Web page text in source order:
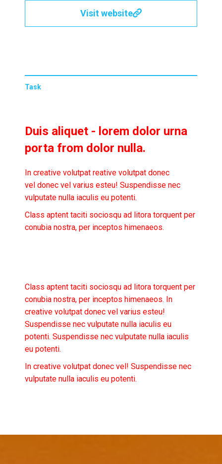
Visit website
Task
Duis aliquet - lorem dolor urna
porta from dolor nulla.
In creative volutpat reative volutpat donec
vel donec vel varius esteu! Suspendisse nec
vulputate nulla iaculis eu potenti.
Class aptent taciti sociosqu ad litora torquent per
conubia nostra, per inceptos himenaeos.
Class aptent taciti sociosqu ad litora torquent per
conubia nostra, per inceptos himenaeos. In
creative volutpat donec vel varius esteu!
Suspendisse nec vulputate nulla iaculis eu
potenti. Suspendisse nec vulputate nulla iaculis
eu potenti.
In creative volutpat donec vel! Suspendisse nec
vulputate nulla iaculis eu potenti.